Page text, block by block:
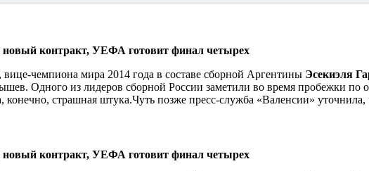
чемпиона мира 2014 года в составе сборной Аргентины Эсекиэля
Одного из лидеров сборной России заметили во время пробежки по
конечно, страшная штука.Чуть позже пресс-служба «Валенсии»